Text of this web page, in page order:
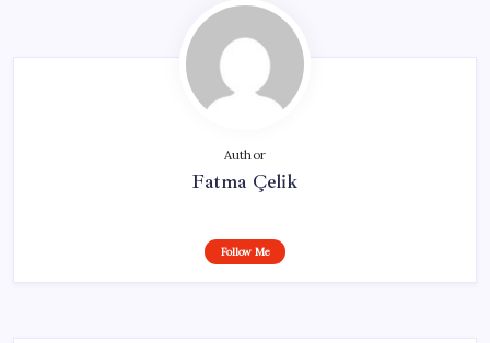
Author
Fatma Çelik
Follow Me